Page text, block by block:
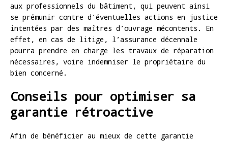
aux professionnels du bâtiment, qui peuvent ainsi
se prémunir contre d’éventuelles actions en justice
intentées par des maîtres d’ouvrage mécontents. En
effet, en cas de litige, l’assurance décennale
pourra prendre en charge les travaux de réparation
nécessaires, voire indemniser le propriétaire du
bien concerné.
Conseils pour optimiser sa
garantie rétroactive
Afin de bénéficier au mieux de cette garantie